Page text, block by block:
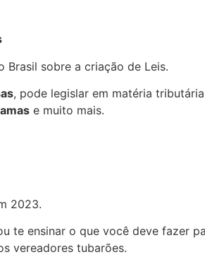
Brasil sobre a criação de Leis.
, pode legislar em matéria
e muito mais.
2023.
te ensinar o que você deve fazer
vereadores tubarões.